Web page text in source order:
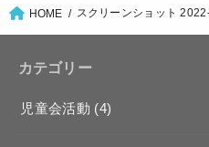
HOME スクリーンショット
カテゴリー
児童会活動 (4)